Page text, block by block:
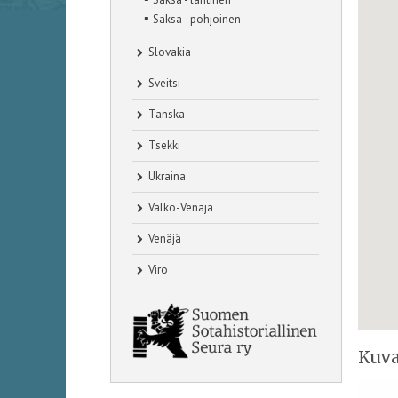
▪ Saksa - pohjoinen
Slovakia
Sveitsi
Tanska
Tsekki
Ukraina
Valko-Venäjä
Venäjä
Viro